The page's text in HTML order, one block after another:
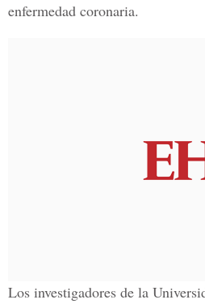
enfermedad coronaria.
Los investigadores de la